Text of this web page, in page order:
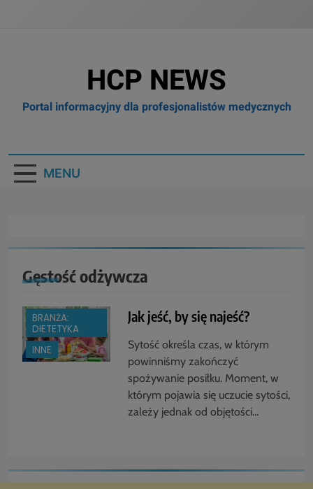
HCP NEWS
Portal informacyjny dla profesjonalistów medycznych
MENU
Gęstość odżywcza
BRANŻA:
DIETETYKA
INNE
Jak jeść, by się najeść?
Sytość określa czas, w którym
powinniśmy zakończyć
spożywanie posiłku. Moment, w
którym pojawia się uczucie sytości,
zależy jednak od objętości…